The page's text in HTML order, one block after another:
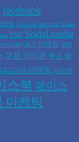
facebook
free icon free psd icons
PSD Social media
youtube 광고 마케팅 명언
무료 아이콘 무료 텍
미디어 마케팅 아이콘
스북 페이스
마케팅